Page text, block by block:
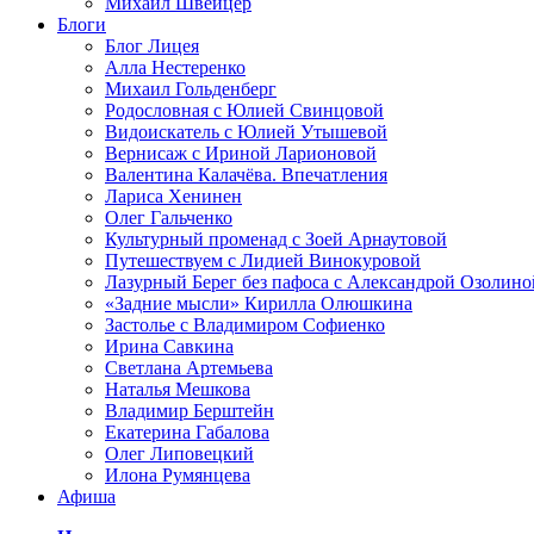
Блоги
Блог Лицея
Алла Нестеренко
Михаил Гольденберг
Родословная с Юлией Свинцовой
Видоискатель с Юлией Утышевой
Вернисаж с Ириной Ларионовой
Валентина Калачёва. Впечатления
Лариса Хенинен
Олег Гальченко
Культурный променад с Зоей Арнаутовой
Путешествуем с Лидией Винокуровой
Лазурный Берег без пафоса с Александрой
«Задние мысли» Кирилла Олюшкина
Застолье с Владимиром Софиенко
Ирина Савкина
Светлана Артемьева
Наталья Мешкова
Владимир Берштейн
Екатерина Габалова
Олег Липовецкий
Илона Румянцева
Афиша